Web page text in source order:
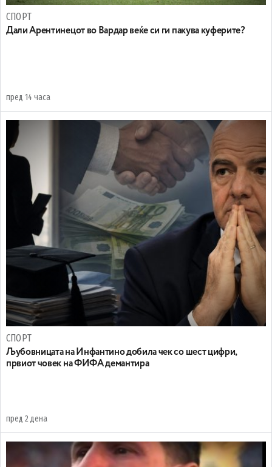
СПОРТ
Дали Арентинецот во Вардар веќе си ги пакува куферите?
пред 14 часа
СПОРТ
Љубовницата на Инфантино добила чек со шест цифри,
првиот човек на ФИФА демантира
пред 2 дена